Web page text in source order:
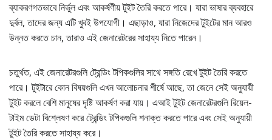
ব্যাকরণগতভাবে নির্ভুল এবং আকর্ষণীয় টুইট তৈরি করতে পারে। যারা ভাষার ব্যবহারে
দুর্বল, তাদের জন্য এটি খুবই উপযোগী। এছাড়াও, যারা নিজেদের টুইটের মান আরও
উন্নত করতে চান, তারাও এই জেনারেটরের সাহায্য নিতে পারেন।
চতুর্থত, এই জেনারেটরগুলি ট্রেন্ডিং টপিকগুলির সাথে সঙ্গতি রেখে টুইট তৈরি করতে
পারে। টুইটারে কোন বিষয়গুলি এখন আলোচনার শীর্ষে আছে, তা জেনে সেই অনুযায়ী
টুইট করলে বেশি মানুষের দৃষ্টি আকর্ষণ করা যায়। এআই টুইট জেনারেটরগুলি রিয়েল-
টাইম ডেটা বিশ্লেষণ করে ট্রেন্ডিং টপিকগুলি শনাক্ত করতে পারে এবং সেই অনুযায়ী
টুইট তৈরি করতে সাহায্য করে।